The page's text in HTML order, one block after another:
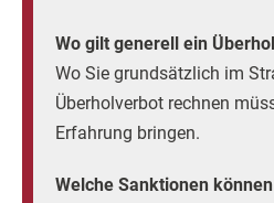
Wo gilt generell ein
Wo Sie grundsätzlich im
Überholverbot rechnen
Erfahrung bringen.
Welche Sanktionen